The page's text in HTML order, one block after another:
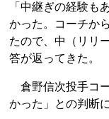
「中継ぎの経験も
かった。コーチか
たので、中（リリ
答が返ってきた。
倉野信次投手コ
かった」との判断